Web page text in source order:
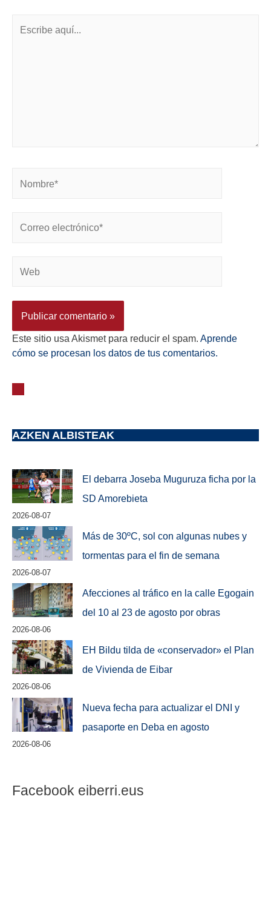
Este sitio usa Akismet para reducir el spam. Aprende
cómo se procesan los datos de tus comentarios.
AZKEN ALBISTEAK
El debarra Joseba Muguruza ficha por la
SD Amorebieta
2026-08-07
Más de 30ºC, sol con algunas nubes y
tormentas para el fin de semana
2026-08-07
Afecciones al tráfico en la calle Egogain
del 10 al 23 de agosto por obras
2026-08-06
EH Bildu tilda de «conservador» el Plan
de Vivienda de Eibar
2026-08-06
Nueva fecha para actualizar el DNI y
pasaporte en Deba en agosto
2026-08-06
Facebook eiberri.eus